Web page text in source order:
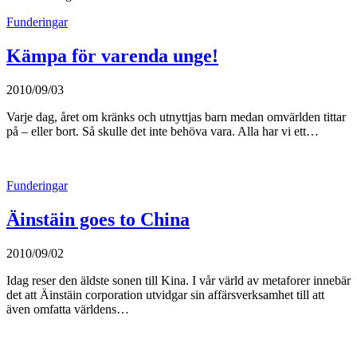
Funderingar
Kämpa för varenda unge!
2010/09/03
Varje dag, året om kränks och utnyttjas barn medan omvärlden tittar
på – eller bort. Så skulle det inte behöva vara. Alla har vi ett…
Funderingar
Äinstäin goes to China
2010/09/02
Idag reser den äldste sonen till Kina. I vår värld av metaforer innebär
det att Äinstäin corporation utvidgar sin affärsverksamhet till att
även omfatta världens…